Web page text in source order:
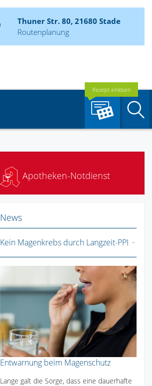
Thuner Str. 80, 21680 Stade
Routenplanung
Rezept einlösen
Apotheken-Notdienst
News
Kein Magenkrebs durch Langzeit-PPI
Entwarnung beim Magenschutz
Lange galt die Sorge, dass eine dauerhafte